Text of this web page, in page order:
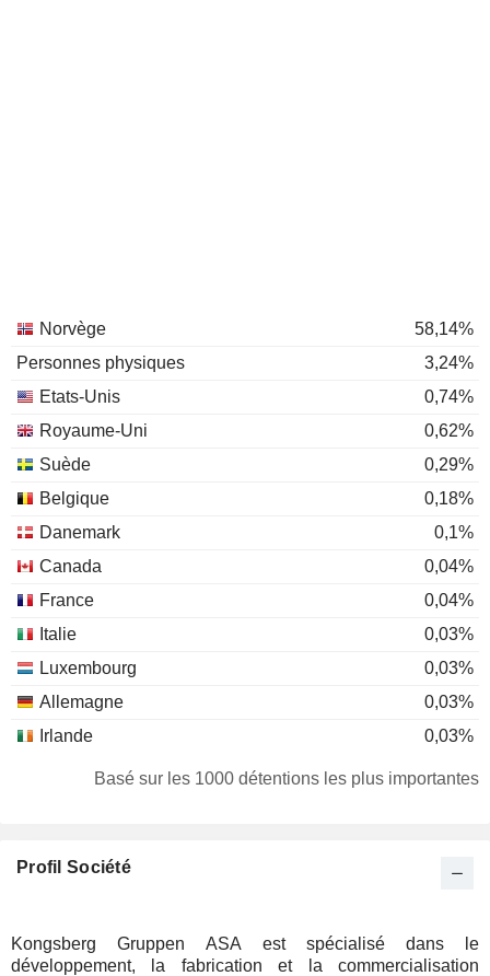
Norvège
58,14%
Personnes physiques
3,24%
Etats-Unis
0,74%
Royaume-Uni
0,62%
Suède
0,29%
Belgique
0,18%
Danemark
0,1%
Canada
0,04%
France
0,04%
Italie
0,03%
Luxembourg
0,03%
Allemagne
0,03%
Irlande
0,03%
Australie
0,02%
Basé sur les 1000 détentions les plus importantes
Profil Société
Kongsberg Gruppen ASA est spécialisé dans le
développement, la fabrication et la commercialisation